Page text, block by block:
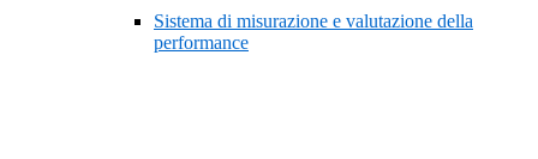
Sistema di misurazione e valutazione della
performance